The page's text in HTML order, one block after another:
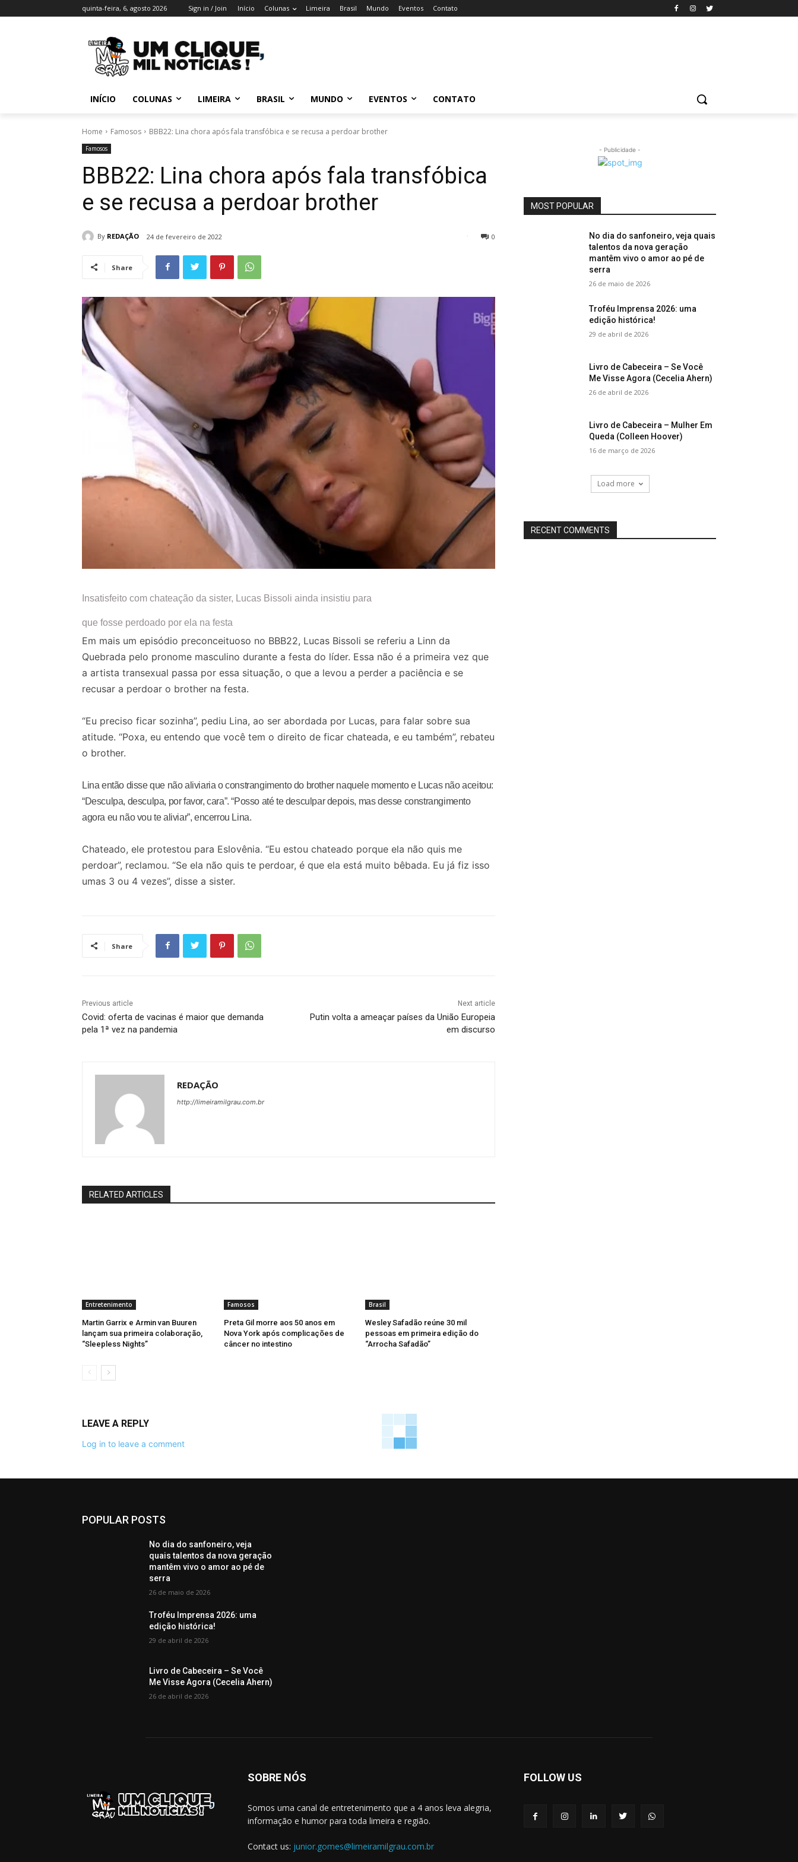
quinta-feira, 6, agosto 2026 Sign in / Join Início Colunas Limeira Brasil Mundo Eventos Contato
INÍCIO COLUNAS LIMEIRA BRASIL MUNDO EVENTOS CONTATO
Home Famosos BBB22: Lina chora após fala transfóbica e se recusa a perdoar brother
Famosos
BBB22: Lina chora após fala transfóbica
e se recusa a perdoar brother
By REDAÇÃO 24 de fevereiro de 2022 0
Share
Insatisfeito com chateação da sister, Lucas Bissoli ainda insistiu para
que fosse perdoado por ela na festa
Em mais um episódio preconceituoso no BBB22, Lucas Bissoli se referiu a Linn da
Quebrada pelo pronome masculino durante a festa do líder. Essa não é a primeira vez que
a artista transexual passa por essa situação, o que a levou a perder a paciência e se
recusar a perdoar o brother na festa.
“Eu preciso ficar sozinha”, pediu Lina, ao ser abordada por Lucas, para falar sobre sua
atitude. “Poxa, eu entendo que você tem o direito de ficar chateada, e eu também”, rebateu
o brother.
Lina então disse que não aliviaria o constrangimento do brother naquele momento e Lucas não aceitou:
“Desculpa, desculpa, por favor, cara”. “Posso até te desculpar depois, mas desse constrangimento
agora eu não vou te aliviar”, encerrou Lina.
Chateado, ele protestou para Eslovênia. “Eu estou chateado porque ela não quis me
perdoar”, reclamou. “Se ela não quis te perdoar, é que ela está muito bêbada. Eu já fiz isso
umas 3 ou 4 vezes”, disse a sister.
Share
Previous article
Covid: oferta de vacinas é maior que demanda
pela 1ª vez na pandemia
Next article
Putin volta a ameaçar países da União Europeia
em discurso
REDAÇÃO
http://limeiramilgrau.com.br
RELATED ARTICLES
Entretenimento
Martin Garrix e Armin van Buuren
lançam sua primeira colaboração,
“Sleepless Nights”
Famosos
Preta Gil morre aos 50 anos em
Nova York após complicações de
câncer no intestino
Brasil
Wesley Safadão reúne 30 mil
pessoas em primeira edição do
“Arrocha Safadão”
LEAVE A REPLY
Log in to leave a comment
- Publicidade -
MOST POPULAR
No dia do sanfoneiro, veja quais
talentos da nova geração
mantêm vivo o amor ao pé de
serra
26 de maio de 2026
Troféu Imprensa 2026: uma
edição histórica!
29 de abril de 2026
Livro de Cabeceira – Se Você
Me Visse Agora (Cecelia Ahern)
26 de abril de 2026
Livro de Cabeceira – Mulher Em
Queda (Colleen Hoover)
16 de março de 2026
Load more
RECENT COMMENTS
POPULAR POSTS
No dia do sanfoneiro, veja
quais talentos da nova geração
mantêm vivo o amor ao pé de
serra
26 de maio de 2026
Troféu Imprensa 2026: uma
edição histórica!
29 de abril de 2026
Livro de Cabeceira – Se Você
Me Visse Agora (Cecelia Ahern)
26 de abril de 2026
SOBRE NÓS
Somos uma canal de entretenimento que a 4 anos leva alegria,
informação e humor para toda limeira e região.
Contact us: junior.gomes@limeiramilgrau.com.br
FOLLOW US